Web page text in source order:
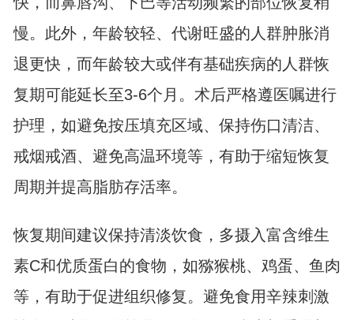
慢。此外，年龄较轻、代谢旺盛的人群肿胀消
退更快，而年龄较大或伴有基础疾病的人群恢
复期可能延长至3-6个月。术后严格遵医嘱进行
护理，如避免按压填充区域、保持伤口清洁、
戒烟戒酒、避免高温环境等，有助于缩短恢复
周期并提高脂肪存活率。
恢复期间建议保持清淡饮食，多摄入富含维生
素C和优质蛋白的食物，如猕猴桃、鸡蛋、鱼肉
等，有助于促进组织修复。避免食用辛辣刺激